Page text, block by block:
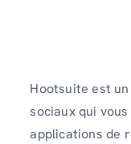
Hootsuite est
sociaux qui
applications de